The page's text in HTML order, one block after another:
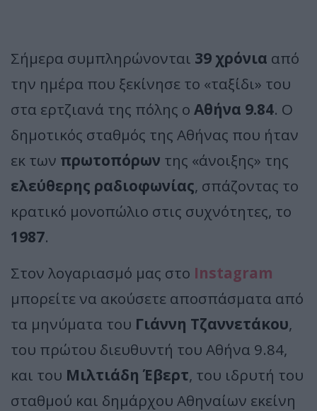
Σήμερα συμπληρώνονται 39 χρόνια από
την ημέρα που ξεκίνησε το «ταξίδι» του
στα ερτζιανά της πόλης ο Αθήνα 9.84. Ο
δημοτικός σταθμός της Αθήνας που ήταν
εκ των πρωτοπόρων της «άνοιξης» της
ελεύθερης ραδιοφωνίας, σπάζοντας το
κρατικό μονοπώλιο στις συχνότητες, το
1987.
Στον λογαριασμό μας στο Instagram
μπορείτε να ακούσετε αποσπάσματα από
τα μηνύματα του Γιάννη Τζαννετάκου,
του πρώτου διευθυντή του Αθήνα 9.84,
και του Μιλτιάδη Έβερτ, του ιδρυτή του
σταθμού και δημάρχου Αθηναίων εκείνη